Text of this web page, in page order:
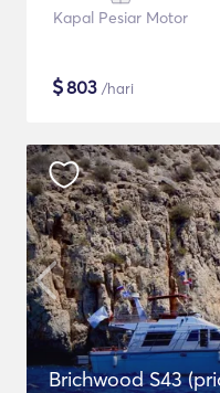
Kapal Pesiar Motor
$803 /hari
Brichwood S43